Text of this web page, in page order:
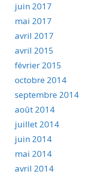
juin 2017
mai 2017
avril 2017
avril 2015
février 2015
octobre 2014
septembre 2014
août 2014
juillet 2014
juin 2014
mai 2014
avril 2014